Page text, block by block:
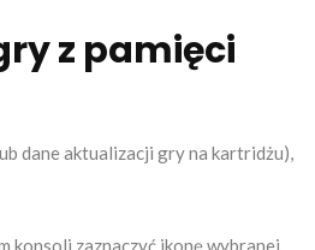
z pamięci
dane aktualizacji gry na kartridżu),
konsoli zaznaczyć ikonę wybranej